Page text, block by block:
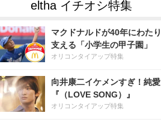
マクドナルドが40年にわたり
支える「小学生の甲子園」
オリコンタイアップ特集
向井康二イケメンすぎ！純愛
『（LOVE SONG）』
オリコンタイアップ特集